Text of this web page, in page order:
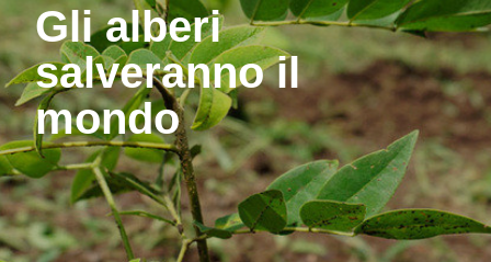
Gli alberi
salveranno il
mondo